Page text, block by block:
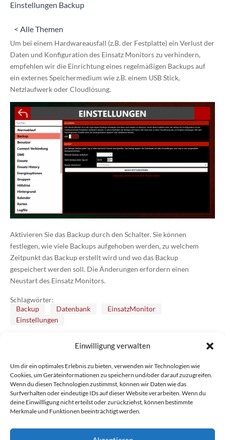
Einwilligung verwalten
Um dir ein optimales Erlebnis zu bieten, verwenden wir Technologien wie
Cookies, um Geräteinformationen zu speichern und/oder darauf zuzugreifen.
Wenn du diesen Technologien zustimmst, können wir Daten wie das
Surfverhalten oder eindeutige IDs auf dieser Website verarbeiten. Wenn du
deine Einwillligung nicht erteilst oder zurückziehst, können bestimmte
Merkmale und Funktionen beeinträchtigt werden.
Einstellungen Backup
< Alle Themen
Um bei einem Hardwareausfall (z.B. der Festplatte) ein Verlust der
Daten und Konfiguration des Einsatz Monitors zu verhindern,
empfehlen wir die Einrichtung eines regelmäßigen Backups auf
ein externes Speichermedium wie z.B. einem USB Stick,
Netzlaufwerk oder Cloudlösung.
Aktivieren Sie das Backup durch den Schalter. Sie können
festlegen, wie viele Backups aufgehoben werden, zu welchem
Zeitpunkt das Backup erstellt wird und wo das Backup
gespeichert werden soll. Die Änderungen erfordern einen
Neustart des Einsatz Monitors.
Schlagwörter:
Backup
Datenbank
EinsatzMonitor
Einstellungen
Einstellungen Alarmablauf
Weiter
Einstellungen Benutzer